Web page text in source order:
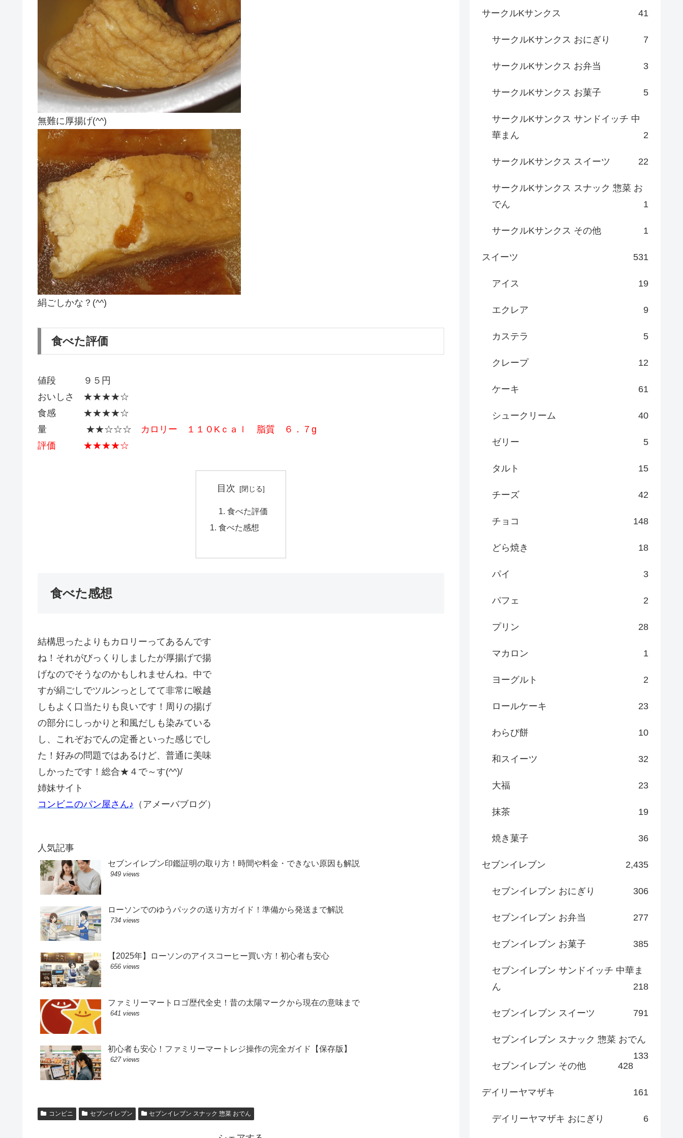
無難に厚揚げ(^^)
絹ごしかな？(^^)
食べた評価
値段 ９５円
おいしさ ★★★★☆
食感 ★★★★☆
量 ★★☆☆☆ カロリー １１０Kｃａｌ 脂質 ６．７g
評価 ★★★★☆
目次
食べた評価
食べた感想
食べた感想
結構思ったよりもカロリーってあるんです
ね！それがびっくりしましたが厚揚げで揚
げなのでそうなのかもしれませんね。中で
すが絹ごしでツルンっとしてて非常に喉越
しもよく口当たりも良いです！周りの揚げ
の部分にしっかりと和風だしも染みている
し、これぞおでんの定番といった感じでし
た！好みの問題ではあるけど、普通に美味
しかったです！総合★４で～す(^^)/
姉妹サイト
コンビニのパン屋さん♪ （アメーバブログ）
人気記事
セブンイレブン印鑑証明の取り方！時間や料金・できない原因も解説
949 views
ローソンでのゆうパックの送り方ガイド！準備から発送まで解説
734 views
【2025年】ローソンのアイスコーヒー買い方！初心者も安心
656 views
ファミリーマートロゴ歴代全史！昔の太陽マークから現在の意味まで
641 views
初心者も安心！ファミリーマートレジ操作の完全ガイド【保存版】
627 views
コンビニ セブンイレブン セブンイレブン スナック 惣菜 おでん
サークルKサンクス 41
サークルKサンクス おにぎり 7
サークルKサンクス お弁当 3
サークルKサンクス お菓子 5
サークルKサンクス サンドイッチ 中
華まん
2
サークルKサンクス スイーツ 22
サークルKサンクス スナック 惣菜 お
でん
1
サークルKサンクス その他 1
スイーツ 531
アイス 19
エクレア 9
カステラ 5
クレープ 12
ケーキ 61
シュークリーム 40
ゼリー 5
タルト 15
チーズ 42
チョコ 148
どら焼き 18
パイ 3
パフェ 2
プリン 28
マカロン 1
ヨーグルト 2
ロールケーキ 23
わらび餅 10
和スイーツ 32
大福 23
抹茶 19
焼き菓子 36
セブンイレブン 2,435
セブンイレブン おにぎり 306
セブンイレブン お弁当 277
セブンイレブン お菓子 385
セブンイレブン サンドイッチ 中華ま
ん
218
セブンイレブン スイーツ 791
セブンイレブン スナック 惣菜 おでん
133
セブンイレブン その他
428
デイリーヤマザキ 161
デイリーヤマザキ おにぎり 6